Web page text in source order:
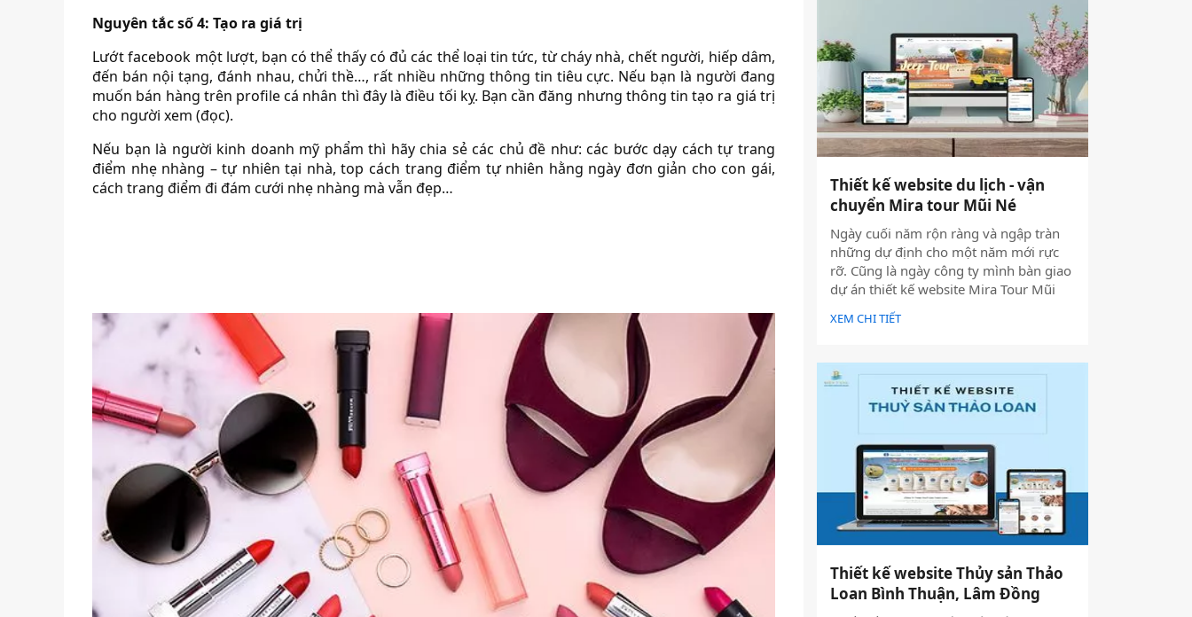
Nguyên tắc số 4: Tạo ra giá trị
Lướt facebook một lượt, bạn có thể thấy có đủ các thể loại tin tức, từ cháy nhà, chết người, hiếp dâm,
đến bán nội tạng, đánh nhau, chửi thề…, rất nhiều những thông tin tiêu cực. Nếu bạn là người đang
muốn bán hàng trên profile cá nhân thì đây là điều tối kỵ. Bạn cần đăng nhưng thông tin tạo ra giá trị
cho người xem (đọc).
Nếu bạn là người kinh doanh mỹ phẩm thì hãy chia sẻ các chủ đề như: các bước dạy cách tự trang
điểm nhẹ nhàng – tự nhiên tại nhà, top cách trang điểm tự nhiên hằng ngày đơn giản cho con gái,
cách trang điểm đi đám cưới nhẹ nhàng mà vẫn đẹp…
Thiết kế website du lịch - vận
chuyển Mira tour Mũi Né
Ngày cuối năm rộn ràng và ngập tràn
những dự định cho một năm mới rực
rỡ. Cũng là ngày công ty mình bàn giao
dự án thiết kế website Mira Tour Mũi
Né – một website chuyên về tour du
lịch và thuê xe
XEM CHI TIẾT
Thiết kế website Thủy sản Thảo
Loan Bình Thuận, Lâm Đồng